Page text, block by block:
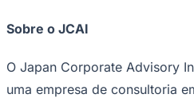
Times - Ir direto
Sobre o JCAI
O Japan Corporate Advisory
uma empresa de consultoria